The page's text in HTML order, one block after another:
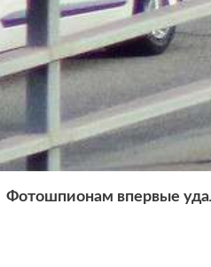
Фотошпионам впервые